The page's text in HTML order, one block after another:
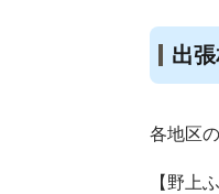
出
各地区
【野